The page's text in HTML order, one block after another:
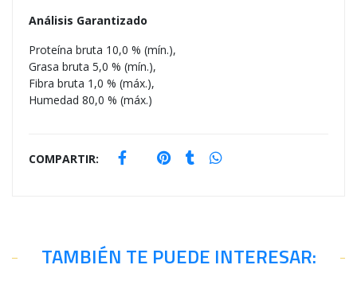
Análisis Garantizado
Proteína bruta 10,0 % (mín.),
Grasa bruta 5,0 % (mín.),
Fibra bruta 1,0 % (máx.),
Humedad 80,0 % (máx.)
COMPARTIR:
TAMBIÉN TE PUEDE INTERESAR: